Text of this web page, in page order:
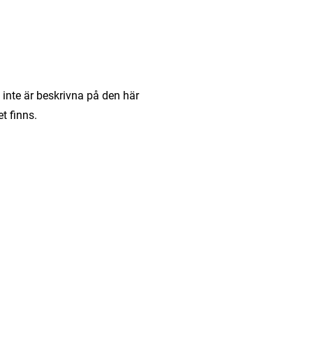
är beskrivna på den här
finns.